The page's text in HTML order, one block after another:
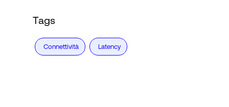
Tags
Connettività Latency